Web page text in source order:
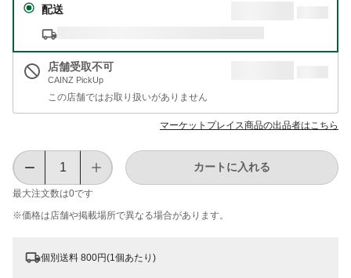
配送
店舗受取不可
CAINZ PickUp
この店舗ではお取り扱いがありません
マーケットプレイス商品の出品者はこちら
最大注文数は0です
カートに入れる
※価格は​店舗や​掲載場所で​異なる​場合が​あります。
個別送料 800円(1個あたり)